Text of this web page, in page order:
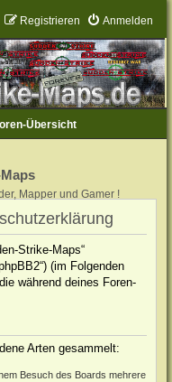
Anmelden
Registrieren
Übersicht
Mapper und Gamer !
Strike-Maps“
(im Folgenden
während deines Foren-
Arten gesammelt:
Besuch des Boards mehrere